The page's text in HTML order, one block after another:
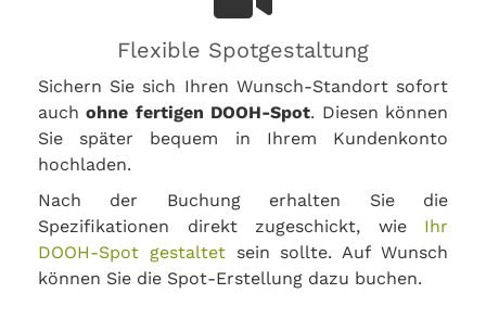
Flexible Spotgestaltung
Sichern Sie sich Ihren Wunsch-Standort sofort
auchohne fertigen DOOH-Spot. Diesen können
Sie später bequem in Ihrem Kundenkonto
hochladen.
Nach der Buchung erhalten Sie die
Spezifikationen direkt zugeschickt, wie Ihr
DOOH-Spot gestaltetsein sollte. Auf Wunsch
können Sie die Spot-Erstellung dazu buchen.